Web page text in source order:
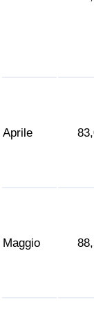
Aprile
Maggio